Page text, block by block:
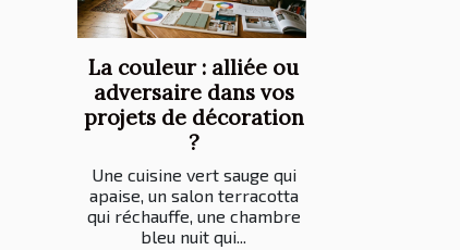
La couleur : alliée ou
adversaire dans vos
projets de décoration
?
Une cuisine vert sauge qui
apaise, un salon terracotta
qui réchauffe, une chambre
bleu nuit qui...